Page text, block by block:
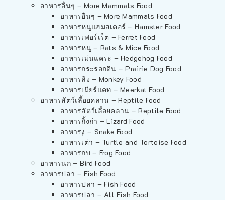
อาหารอื่นๆ – More Mammals Food
อาหารอื่นๆ – More Mammals Food
อาหารหนูแฮมสเตอร์ – Hamster Food
อาหารเฟอร์เร็ต – Ferret Food
อาหารหนู – Rats & Mice Food
อาหารเม่นแคระ – Hedgehog Food
อาหารกระรอกดิน – Prairie Dog Food
อาหารลิง – Monkey Food
อาหารเมียร์แคท – Meerkat Food
อาหารสัตว์เลี้อยคลาน – Reptile Food
อาหารสัตว์เลี้อยคลาน – Reptile Food
อาหารกิ้งก่า – Lizard Food
อาหารงู – Snake Food
อาหารเต่า – Turtle and Tortoise Food
อาหารกบ – Frog Food
อาหารนก – Bird Food
อาหารปลา – Fish Food
อาหารปลา – Fish Food
อาหารปลา – All Fish Food